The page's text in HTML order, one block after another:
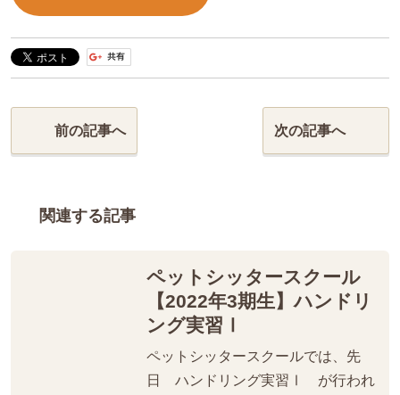
前の記事へ 次の記事へ
関連する記事
ペットシッタースクール
【2022年3期生】ハンドリ
ング実習Ⅰ
ペットシッタースクールでは、先
日 ハンドリング実習Ⅰ が行われ